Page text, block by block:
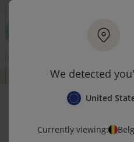
We detected
United
Currently viewing:
Ga naar hoofdinhoud
Klantbeoordelingen
DE LAATSTE ITEMS UIT